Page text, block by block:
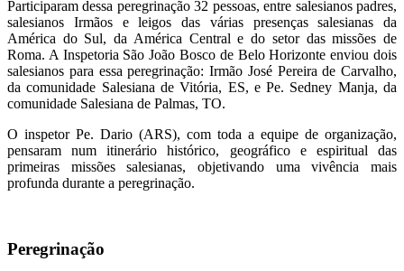
Participaram dessa peregrinação 32 pessoas, entre salesianos padres,
salesianos Irmãos e leigos das várias presenças salesianas da
América do Sul, da América Central e do setor das missões de
Roma. A Inspetoria São João Bosco de Belo Horizonte enviou dois
salesianos para essa peregrinação: Irmão José Pereira de Carvalho,
da comunidade Salesiana de Vitória, ES, e Pe. Sedney Manja, da
comunidade Salesiana de Palmas, TO.
O inspetor Pe. Dario (ARS), com toda a equipe de organização,
pensaram num itinerário histórico, geográfico e espiritual das
primeiras missões salesianas, objetivando uma vivência mais
profunda durante a peregrinação.
Peregrinação